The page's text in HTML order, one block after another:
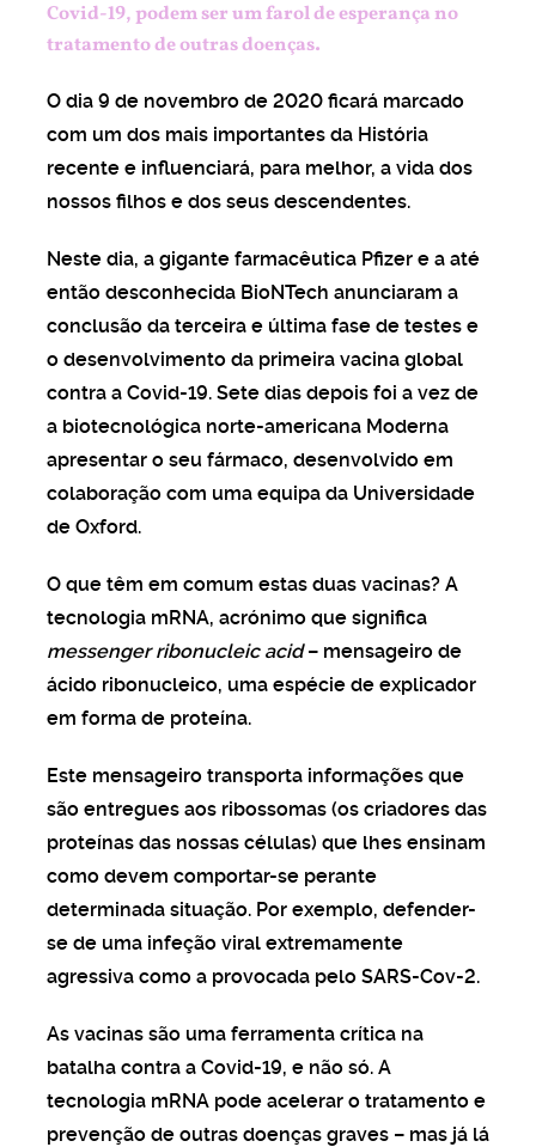
dos
anos 20
20
para a Covid-19 vão
tratamento de outras
na nossa vida que
já podem viver
MONTEPIO
1 000 euros com
Montepio no período
de ouro para gerir o
sob o signo do
Covid-19, podem ser um farol de esperança no
tratamento de outras doenças.
O dia 9 de novembro de 2020 ficará marcado
com um dos mais importantes da História
recente e influenciará, para melhor, a vida dos
nossos filhos e dos seus descendentes.
Neste dia, a gigante farmacêutica Pfizer e a até
então desconhecida BioNTech anunciaram a
conclusão da terceira e última fase de testes e
o desenvolvimento da primeira vacina global
contra a Covid-19. Sete dias depois foi a vez de
a biotecnológica norte-americana Moderna
apresentar o seu fármaco, desenvolvido em
colaboração com uma equipa da Universidade
de Oxford.
O que têm em comum estas duas vacinas? A
tecnologia mRNA, acrónimo que significa
messenger ribonucleic acid– mensageiro de
ácido ribonucleico, uma espécie de explicador
em forma de proteína.
Este mensageiro transporta informações que
são entregues aos ribossomas (os criadores das
proteínas das nossas células) que lhes ensinam
como devem comportar-se perante
determinada situação. Por exemplo, defender-
se de uma infeção viral extremamente
agressiva como a provocada pelo SARS-Cov-2.
As vacinas são uma ferramenta crítica na
batalha contra a Covid-19, e não só. A
tecnologia mRNA pode acelerar o tratamento e
prevenção de outras doenças graves – mas já lá